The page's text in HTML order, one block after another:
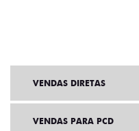
VENDAS DIRETAS
VENDAS PARA PCD